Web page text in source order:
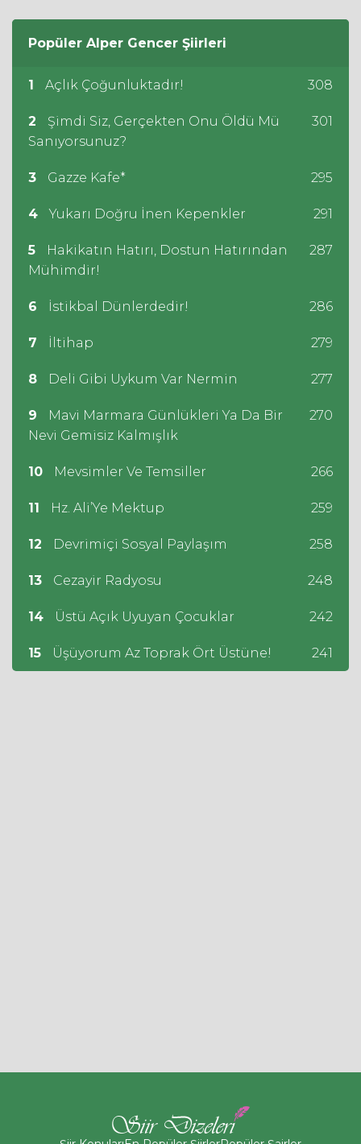
Popüler Alper Gencer Şiirleri
1 Açlık Çoğunluktadır! 308
2
Şimdi Siz, Gerçekten Onu Öldü Mü
Sanıyorsunuz?
301
3 Gazze Kafe* 295
4 Yukarı Doğru İnen Kepenkler 291
5
Hakikatın Hatırı, Dostun Hatırından
Mühimdir!
287
6 İstikbal Dünlerdedir! 286
7 İltihap 279
8 Deli Gibi Uykum Var Nermin 277
9
Mavi Marmara Günlükleri Ya Da Bir
Nevi Gemisiz Kalmışlık
270
10 Mevsimler Ve Temsiller 266
11 Hz. Ali’Ye Mektup 259
12 Devrimiçi Sosyal Paylaşım 258
13 Cezayir Radyosu 248
14 Üstü Açık Uyuyan Çocuklar 242
15 Üşüyorum Az Toprak Ört Üstüne! 241